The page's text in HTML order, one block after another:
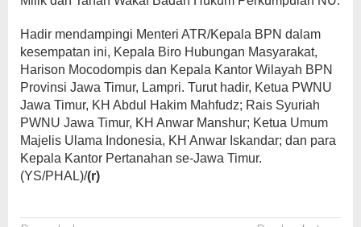
Hadir mendampingi Menteri ATR/Kepala BPN dalam
kesempatan ini, Kepala Biro Hubungan Masyarakat,
Harison Mocodompis dan Kepala Kantor Wilayah BPN
Provinsi Jawa Timur, Lampri. Turut hadir, Ketua PWNU
Jawa Timur, KH Abdul Hakim Mahfudz; Rais Syuriah
PWNU Jawa Timur, KH Anwar Manshur; Ketua Umum
Majelis Ulama Indonesia, KH Anwar Iskandar; dan para
Kepala Kantor Pertanahan se-Jawa Timur.
(YS/PHAL)/(r)